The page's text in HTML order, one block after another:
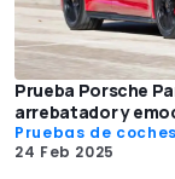
Prueba Porsche
arrebatador y
Pruebas de coches
24 Feb 2025